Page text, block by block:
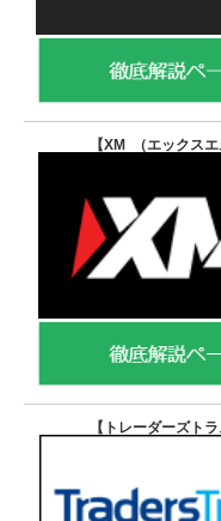
【XM （エックスエ
【トレーダーズトラ